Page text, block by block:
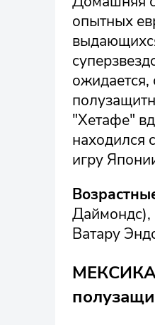
опытных
"Хетафе"
находился
игру
Ватару